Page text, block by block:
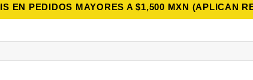
EN PEDIDOS MAYORES A $1,500 MXN (APLICAN